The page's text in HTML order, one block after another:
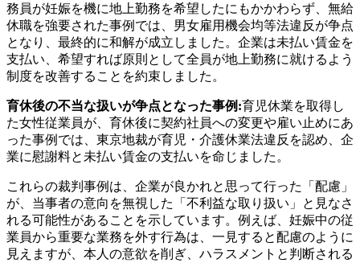
務員が妊娠を機に地上勤務を希望したにもかかわらず、無給
休職を強要された事例では、男女雇用機会均等法違反が争点
となり、最終的に和解が成立しました。企業は未払い賃金を
支払い、希望すれば原則として全員が地上勤務に就けるよう
制度を改善することを約束しました。
育休後の不当な扱いが争点となった事例:育児休業を取得し
た女性従業員が、育休後に契約社員への変更や雇い止めにあ
った事例では、東京地裁が育児・介護休業法違反を認め、企
業に慰謝料と未払い賃金の支払いを命じました。
これらの裁判事例は、企業が良かれと思って行った「配慮」
が、当事者の意向を無視した「不利益な取り扱い」と見なさ
れる可能性があることを示しています。例えば、妊娠中の従
業員から重要な業務を外す行為は、一見すると配慮のように
見えますが、本人の意欲を削ぎ、ハラスメントと判断される